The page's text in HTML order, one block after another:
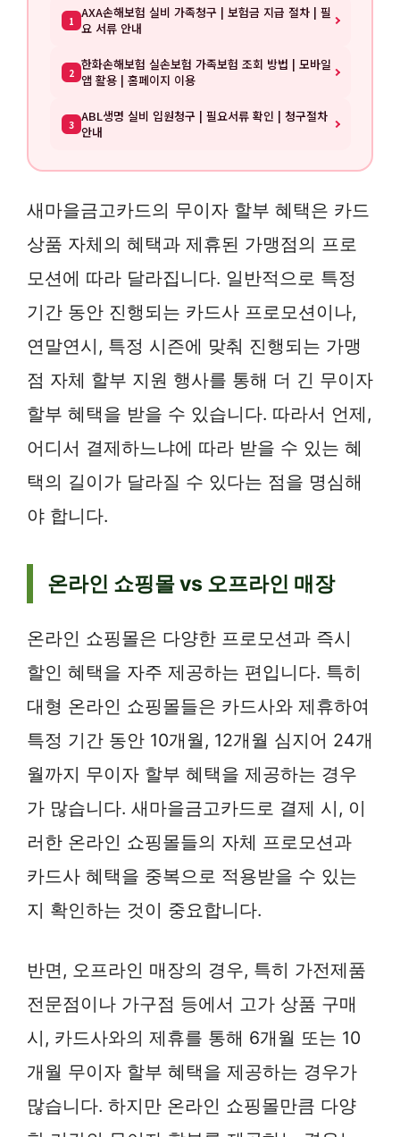
1 AXA손해보험 실비 가족청구 | 보험금 지급 절차 | 필
요 서류 안내
2 한화손해보험 실손보험 가족보험 조회 방법 | 모바일
앱 활용 | 홈페이지 이용
3 ABL생명 실비 입원청구 | 필요서류 확인 | 청구절차
안내
새마을금고카드의 무이자 할부 혜택은 카드
상품 자체의 혜택과 제휴된 가맹점의 프로
모션에 따라 달라집니다. 일반적으로 특정
기간 동안 진행되는 카드사 프로모션이나,
연말연시, 특정 시즌에 맞춰 진행되는 가맹
점 자체 할부 지원 행사를 통해 더 긴 무이자
할부 혜택을 받을 수 있습니다. 따라서 언제,
어디서 결제하느냐에 따라 받을 수 있는 혜
택의 길이가 달라질 수 있다는 점을 명심해
야 합니다.
온라인 쇼핑몰 vs 오프라인 매장
온라인 쇼핑몰은 다양한 프로모션과 즉시
할인 혜택을 자주 제공하는 편입니다. 특히
대형 온라인 쇼핑몰들은 카드사와 제휴하여
특정 기간 동안 10개월, 12개월 심지어 24개
월까지 무이자 할부 혜택을 제공하는 경우
가 많습니다. 새마을금고카드로 결제 시, 이
러한 온라인 쇼핑몰들의 자체 프로모션과
카드사 혜택을 중복으로 적용받을 수 있는
지 확인하는 것이 중요합니다.
반면, 오프라인 매장의 경우, 특히 가전제품
전문점이나 가구점 등에서 고가 상품 구매
시, 카드사와의 제휴를 통해 6개월 또는 10
개월 무이자 할부 혜택을 제공하는 경우가
많습니다. 하지만 온라인 쇼핑몰만큼 다양